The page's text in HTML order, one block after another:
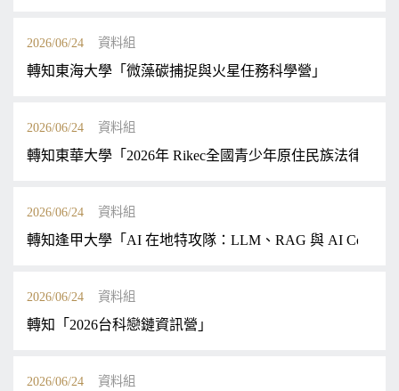
2026/06/24 資料組
轉知東海大學「微藻碳捕捉與火星任務科學營」
2026/06/24 資料組
轉知東華大學「2026年 Rikec全國青少年原住民族法律營」
2026/06/24 資料組
轉知逢甲大學「AI 在地特攻隊：LLM、RAG 與 AI Coding
2026/06/24 資料組
轉知「2026台科戀鏈資訊營」
2026/06/24 資料組